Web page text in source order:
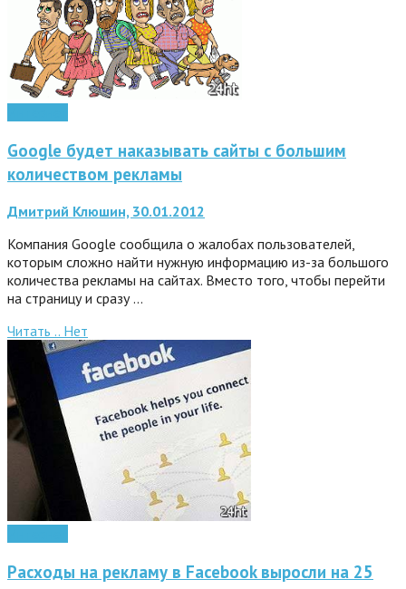
Google будет наказывать сайты с большим
количеством рекламы
Дмитрий Клюшин, 30.01.2012
Компания Google сообщила о жалобах пользователей,
которым сложно найти нужную информацию из-за большого
количества рекламы на сайтах. Вместо того, чтобы перейти
на страницу и сразу …
Читать .. Нет
Расходы на рекламу в Facebook выросли на 25